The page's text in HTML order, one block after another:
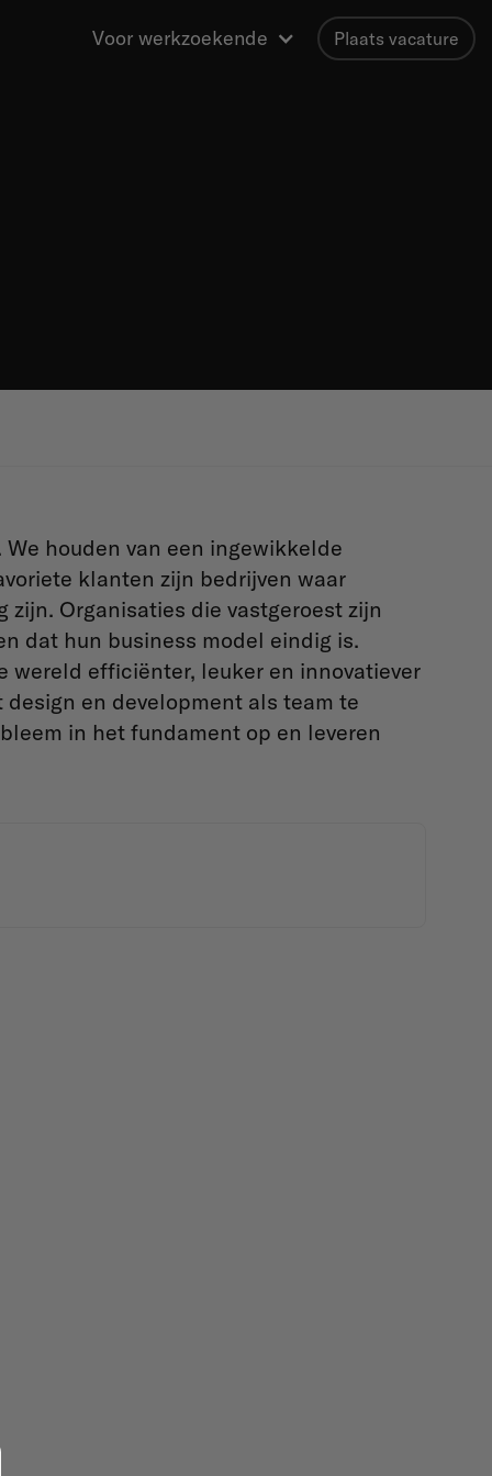
Voor werkzoekende Plaats vacature
houden van een ingewikkelde
klanten zijn bedrijven waar
Organisaties die vastgeroest zijn
dat hun business model eindig is.
efficiënter, leuker en innovatiever
en development als team te
in het fundament op en leveren